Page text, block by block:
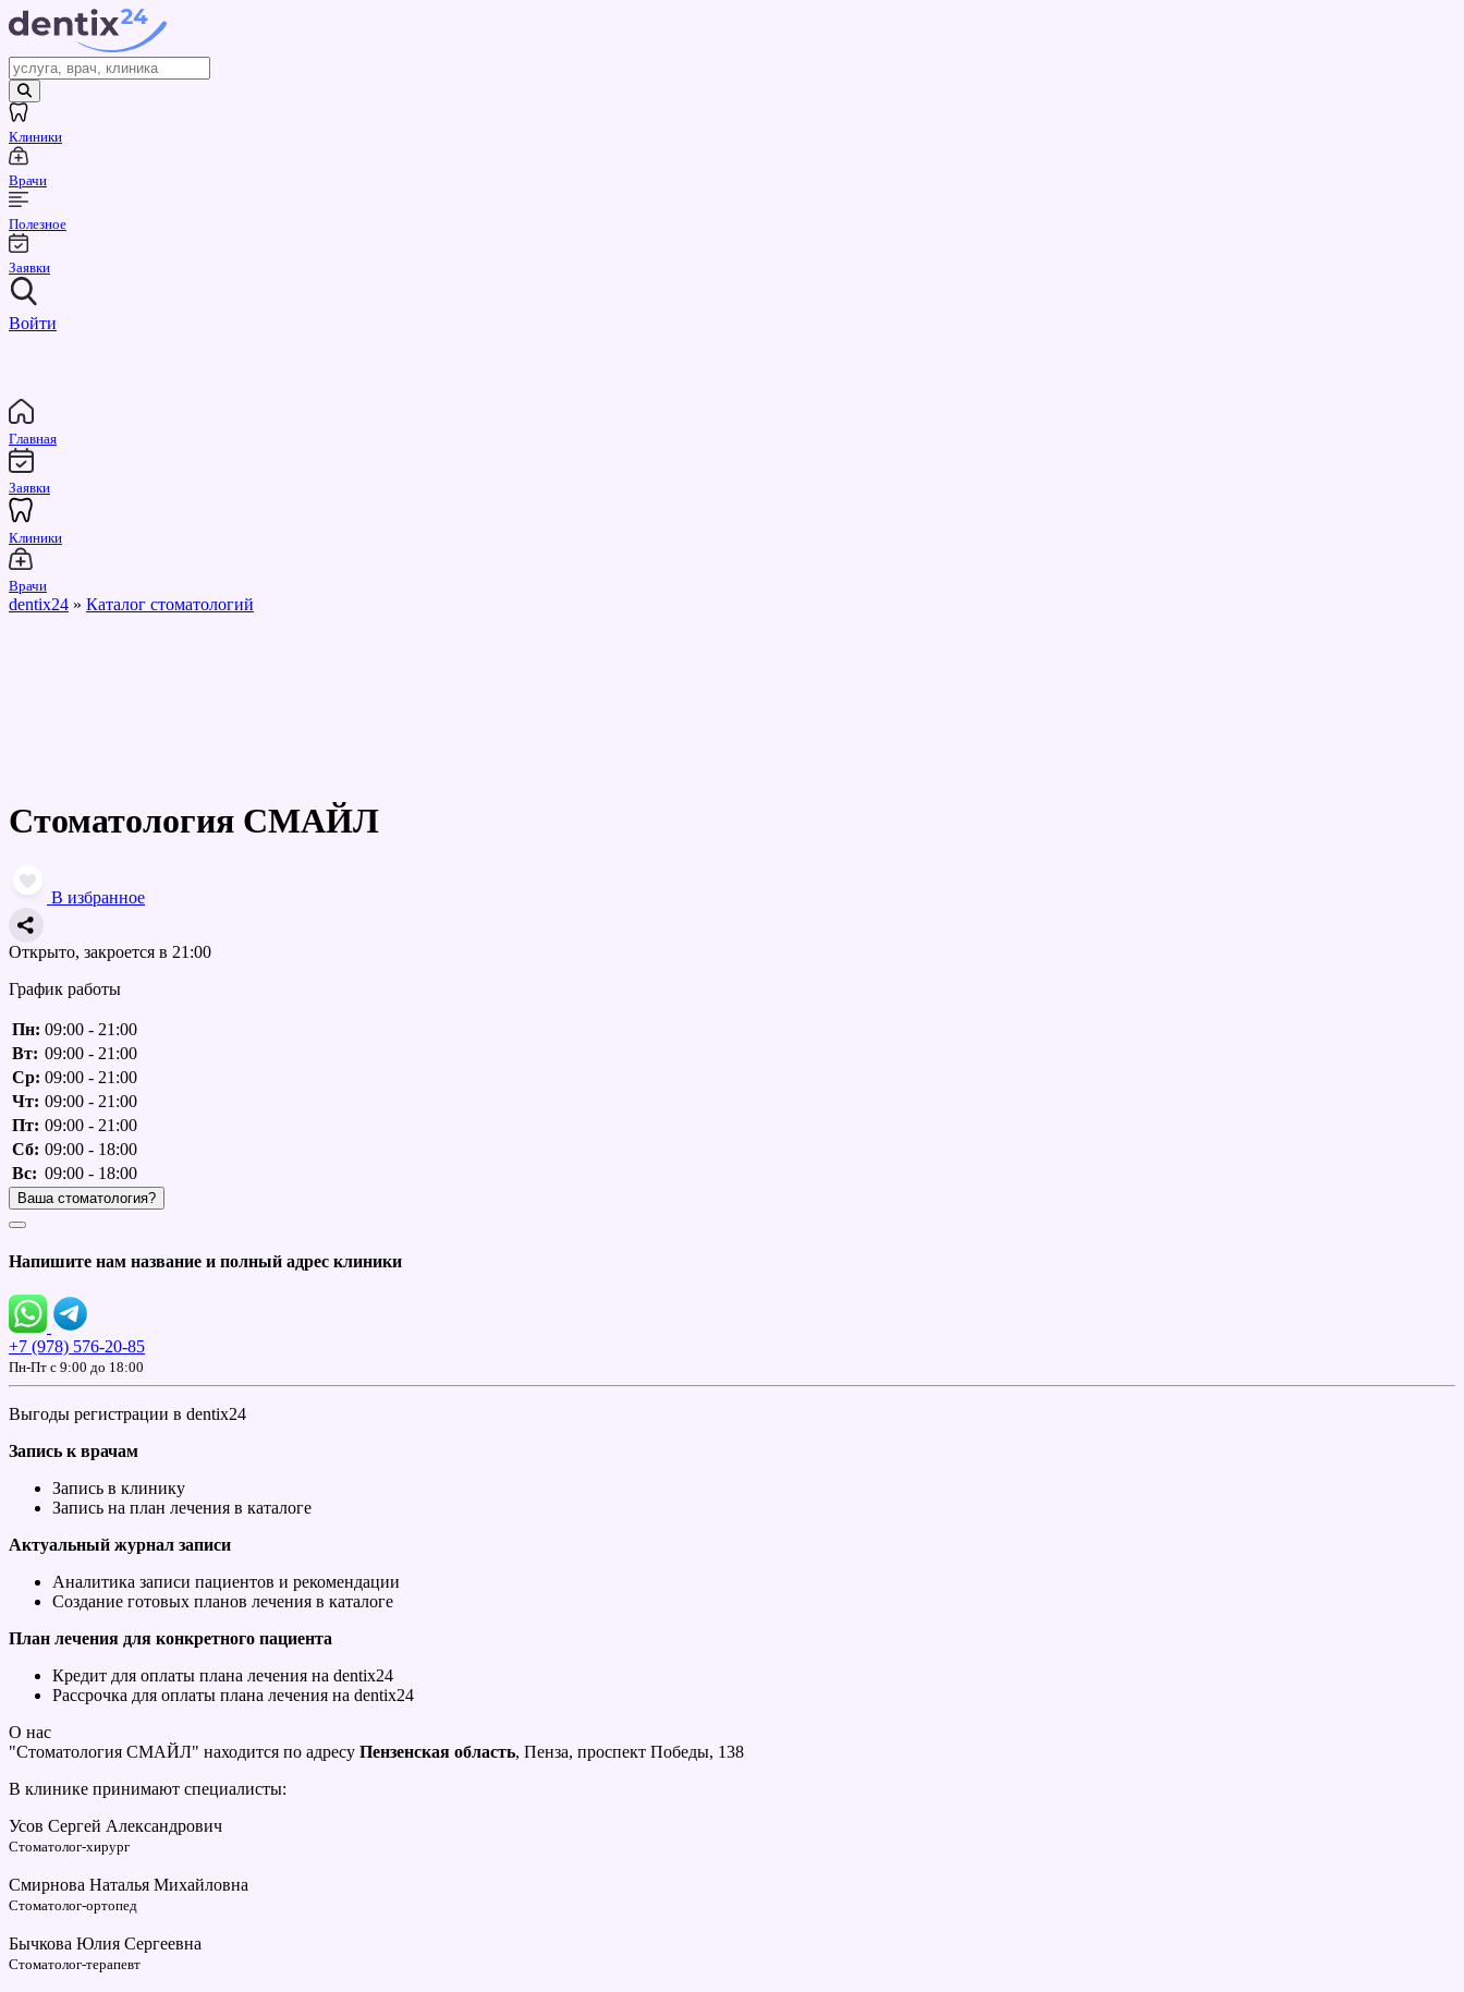
Клиники
Врачи
Полезное
Заявки
Войти
Главная
Заявки
Клиники
Врачи
dentix24 » Каталог стоматологий
Стоматология СМАЙЛ
В избранное
Открыто, закроется в 21:00
График работы
Пн: 09:00 - 21:00
Вт: 09:00 - 21:00
Ср: 09:00 - 21:00
Чт: 09:00 - 21:00
Пт: 09:00 - 21:00
Сб: 09:00 - 18:00
Вс: 09:00 - 18:00
Ваша стоматология?
Напишите нам название и полный адрес клиники
+7 (978) 576-20-85
Пн-Пт c 9:00 до 18:00
Выгоды регистрации в dentix24
Запись к врачам
Запись в клинику
Запись на план лечения в каталоге
Актуальный журнал записи
Аналитика записи пациентов и рекомендации
Создание готовых планов лечения в каталоге
План лечения для конкретного пациента
Кредит для оплаты плана лечения на dentix24
Рассрочка для оплаты плана лечения на dentix24
О нас
"Стоматология СМАЙЛ" находится по адресу Пензенская область, Пенза, проспект Победы, 138
В клинике принимают специалисты:
Усов Сергей Александрович
Стоматолог-хирург
Смирнова Наталья Михайловна
Стоматолог-ортопед
Бычкова Юлия Сергеевна
Стоматолог-терапевт